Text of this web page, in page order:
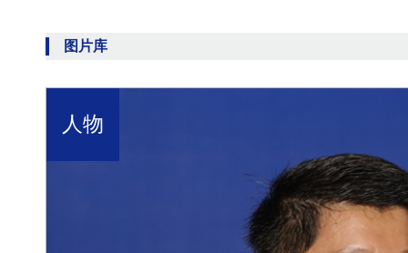
图片库
人物